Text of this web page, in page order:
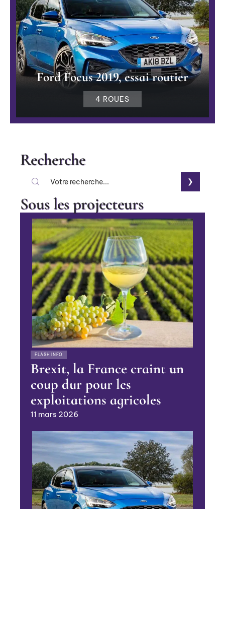
Ford Focus 2019, essai routier
4 ROUES
Recherche
Sous les projecteurs
FLASH INFO
Brexit, la France craint un
coup dur pour les
exploitations agricoles
11 mars 2026